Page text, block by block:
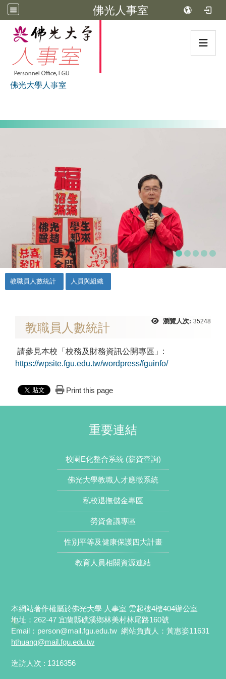
佛光人事室
佛光大學人事室
教職員人數統計 人員與組織
瀏覽人次: 35248
教職員人數統計
請參見本校「校務及財務資訊公開專區」:
https://wpsite.fgu.edu.tw/wordpress/fguinfo/
Print this page
重要連結
校園E化整合系統 (薪資查詢)
佛光大學教職人才應徵系統
私校退撫儲金專區
勞資會議專區
性別平等及健康保護四大計畫
教育人員相關資源連結
本網站著作權屬於佛光大學 人事室 雲起樓4樓404辦公室
地址：262-47 宜蘭縣礁溪鄉林美村林尾路160號
Email： person@mail.fgu.edu.tw 網站負責人：黃惠姿11631
hthuang@mail.fgu.edu.tw
造訪人次 : 1316356